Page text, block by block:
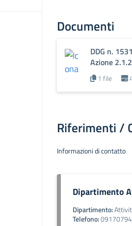
Documenti
DDG n.
Azione
1 file
Riferimenti /
Informazioni di contatto
Dipartimento
Dipartimento:
Telefono: